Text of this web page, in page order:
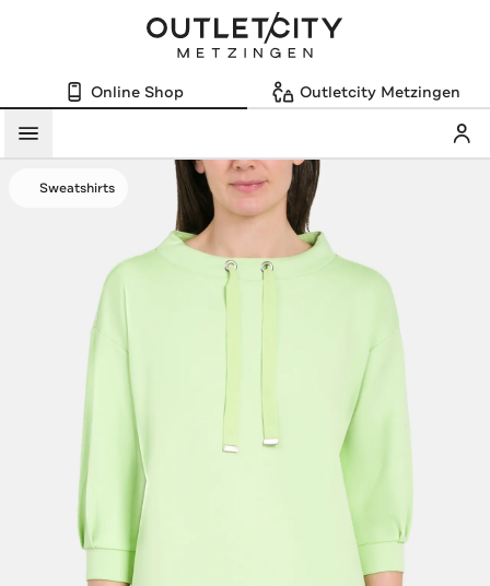
Online Shop Outletcity Metzingen
Menü
Sweatshirts